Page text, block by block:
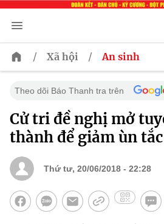
/ Xã hội / An sinh
Theo dõi Báo Thanh tra trên
Cử tri đề nghị mở
thành để giảm ùn
Thứ tư, 20/06/2018 - 22:28